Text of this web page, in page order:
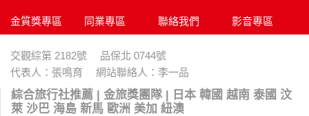
金質獎專區 同業專區 聯絡我們 影音專區
交觀綜第 2182號 品保北 0744號
代表人：張鳴育 網站聯絡人：李一品
綜合旅行社推薦 | 金旅獎團隊 | 日本 韓國 越南 泰國 汶
萊 沙巴 海島 新馬 歐洲 美加 紐澳